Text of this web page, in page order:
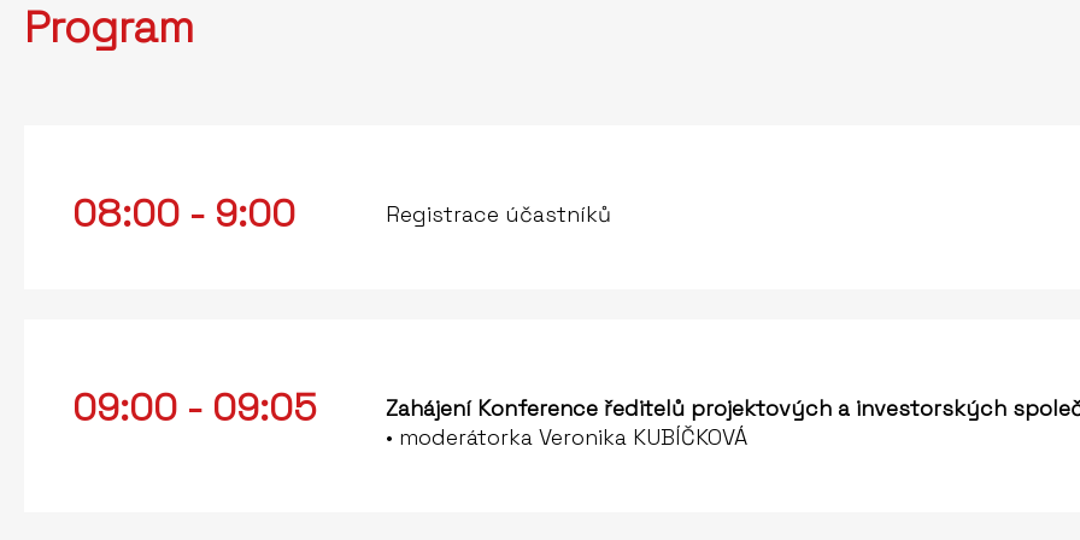
Program
08:00 - 9:00 Registrace účastníků
09:00 - 09:05
Zahájení Konference ředitelů projektových a investorských
• moderátorka Veronika KUBÍČKOVÁ